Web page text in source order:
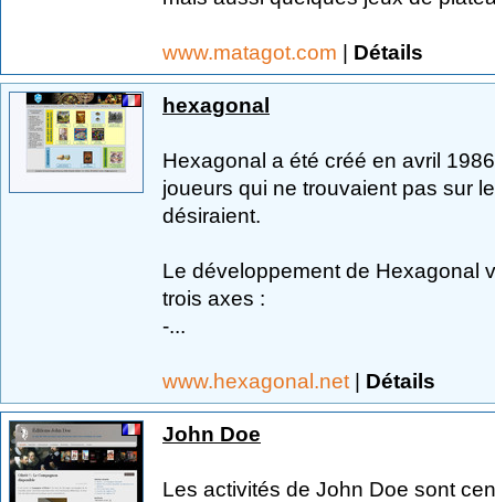
www.matagot.com | Détails
hexagonal
Hexagonal a été créé en avril
joueurs qui ne trouvaient pas sur
désiraient.
Le développement de Hexagonal
trois axes :
-...
www.hexagonal.net | Détails
John Doe
Les activités de John Doe sont